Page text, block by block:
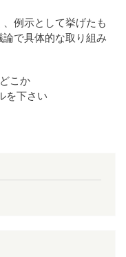
例示として挙げたも
で具体的な取り組み
こか
を下さい